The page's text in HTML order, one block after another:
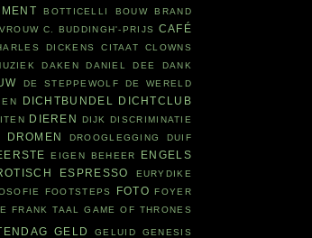
BOTTICELLI BOUW BRAND
C. BUDDINGH'-PRIJS CAFÉ
DICKENS CITAAT
CLOWNS
DAKEN DANIEL DEE
DANK
DE STEPPEWOLF
DE WERELD
DICHTBUNDEL DICHTCLUB
DIEREN DIJK
DISCRIMINATIE
DROMEN DROOGLEGGING
DUIF
EIGEN BEHEER
ENGELS
ESPRESSO
EURYDIKE
FOOTSTEPS FOTO FOYER
FRANK TAAL GAME OF THRONES
GELD GELUID
GENESIS